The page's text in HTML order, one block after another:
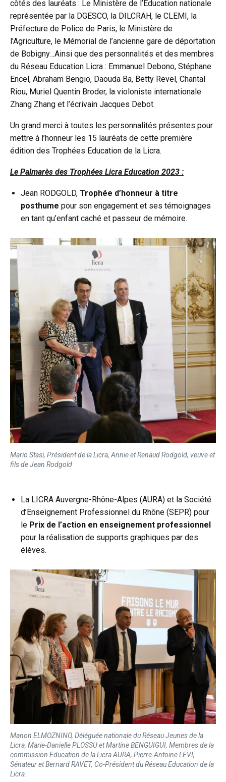
côtés des lauréats : Le Ministère de l’Education nationale
représentée par la DGESCO, la DILCRAH, le CLEMI, la
Préfecture de Police de Paris, le Ministère de
l’Agriculture, le Mémorial de l’ancienne gare de déportation
de Bobigny…Ainsi que des personnalités et des membres
du Réseau Education Licra : Emmanuel Debono, Stéphane
Encel, Abraham Bengio, Daouda Ba, Betty Revel, Chantal
Riou, Muriel Quentin Broder, la violoniste internationale
Zhang Zhang et l’écrivain Jacques Debot.
Un grand merci à toutes les personnalités présentes pour
mettre à l’honneur les 15 lauréats de cette première
édition des Trophées Education de la Licra.
Le Palmarès des Trophées Licra Education 2023 :
Jean RODGOLD, Trophée d’honneur à titre
posthume pour son engagement et ses témoignages
en tant qu’enfant caché et passeur de mémoire.
Mario Stasi, Président de la Licra, Annie et Renaud Rodgold, veuve et
fils de Jean Rodgold
La LICRA Auvergne-Rhône-Alpes (AURA) et la Société
d’Enseignement Professionnel du Rhône (SEPR) pour
le Prix de l’action en enseignement professionnel
pour la réalisation de supports graphiques par des
élèves.
Manon ELMOZNINO, Déléguée nationale du Réseau Jeunes de la
Licra, Marie-Danielle PLOSSU et Martine BENGUIGUI, Membres de la
commission Education de la Licra AURA, Pierre-Antoine LEVI,
Sénateur et Bernard RAVET, Co-Président du Réseau Education de la
Licra.